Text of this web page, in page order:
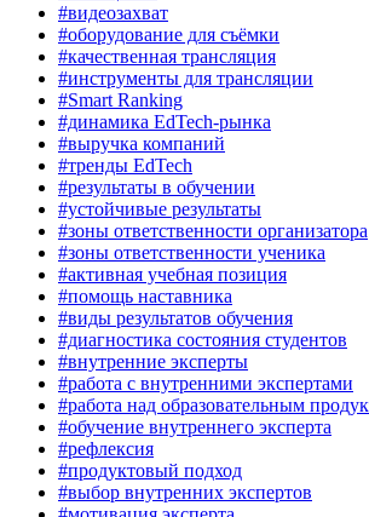
#видеозахват
#оборудование для съёмки
#качественная трансляция
#инструменты для трансляции
#Smart Ranking
#динамика EdTech-рынка
#выручка компаний
#тренды EdTech
#результаты в обучении
#устойчивые результаты
#зоны ответственности организатора
#зоны ответственности ученика
#активная учебная позиция
#помощь наставника
#виды результатов обучения
#диагностика состояния студентов
#внутренние эксперты
#работа с внутренними экспертами
#работа над образовательным
#обучение внутреннего эксперта
#рефлексия
#продуктовый подход
#выбор внутренних экспертов